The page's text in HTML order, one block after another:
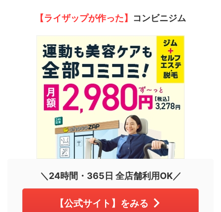
【ライザップが作った】 コンビニジム
＼24時間・365日 全店舗利用OK／
【公式サイト】をみる